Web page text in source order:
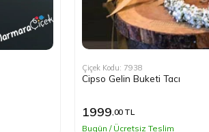
Çiçek Kodu: 1061
%26